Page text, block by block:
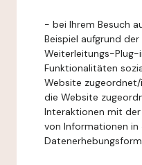
- bei Ihrem Besuch
Beispiel aufgrund
Weiterleitungs-
Funktionalitäten
Website
die Website
Interaktionen mit
von Informationen